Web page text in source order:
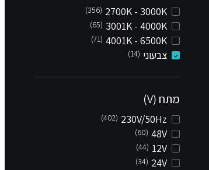
2700K - 3000K
(356)
3001K - 4000K
(65)
4001K - 6500K
(71)
צבעוני (14)
מתח (V)
230V/50Hz
(402)
48V
(60)
12V
(44)
24V
(34)